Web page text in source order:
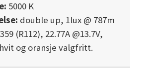
5000 K
double up, 1lux @ 787m
(R112), 22.77A @13.7V,
og oransje valgfritt.